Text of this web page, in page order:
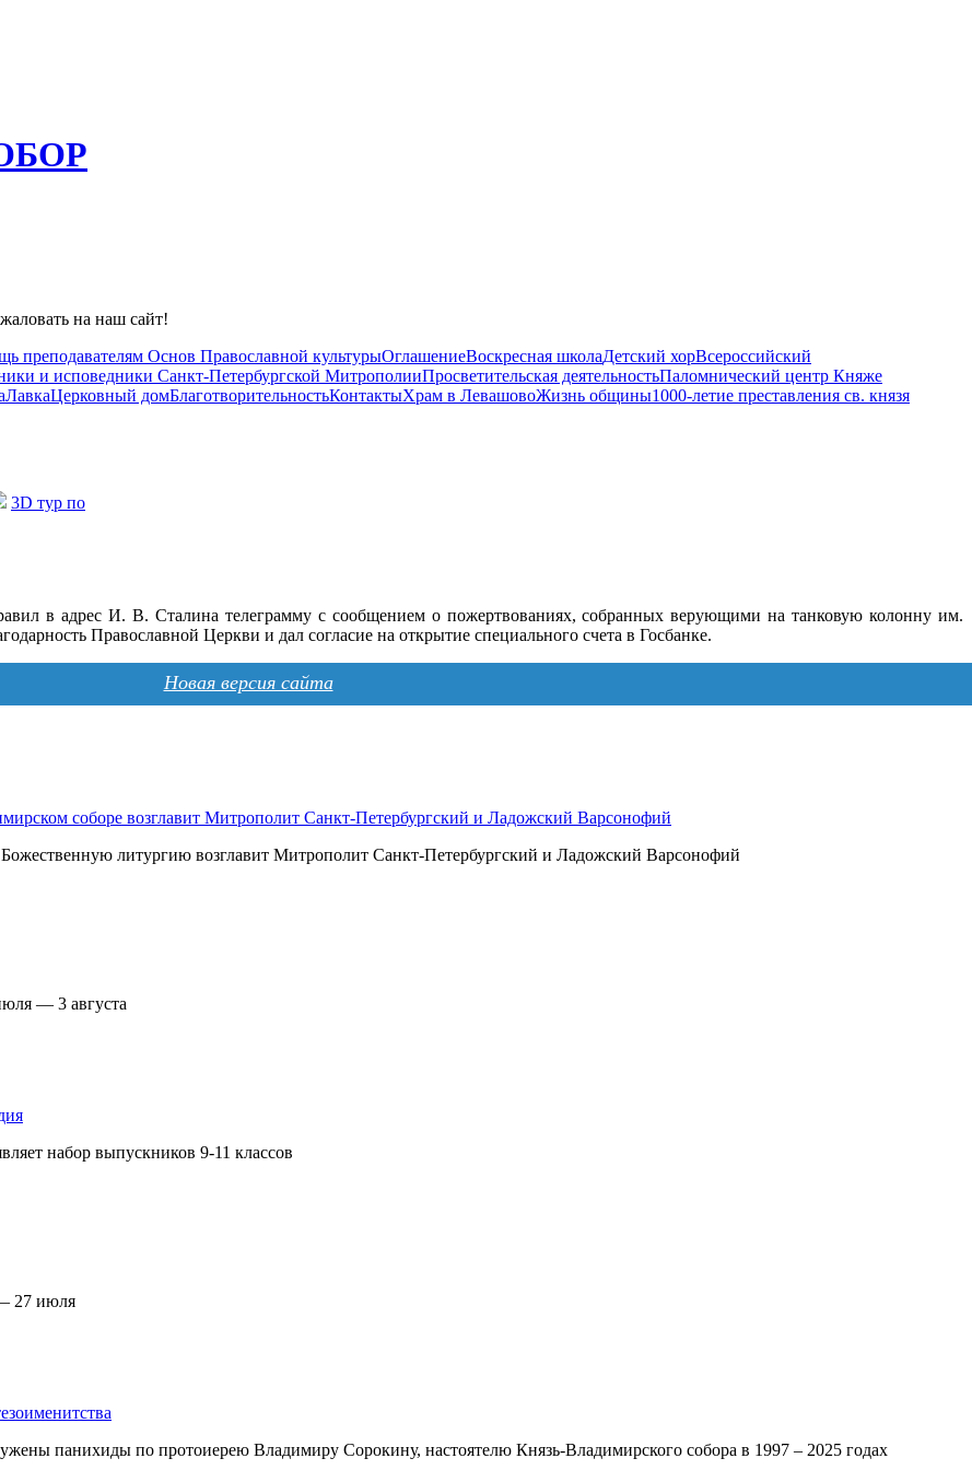
на наш сайт!
преподавателям Основ Православной культурыОглашениеВоскресная школаДетский хорВсероссийский
и исповедники Санкт-Петербургской МитрополииПросветительская деятельностьПаломнический центр Княже
ЛавкаЦерковный домБлаготворительностьКонтактыХрам в ЛевашовоЖизнь общины1000-летие преставления св. князя
3D тур по
в адрес И. В. Сталина телеграмму с сообщением о пожертвованиях, собранных верующими на танковую колонну им.
Православной Церкви и дал согласие на открытие специального счета в Госбанке.
Новая версия сайта
соборе возглавит Митрополит Санкт-Петербургский и Ладожский Варсонофий
литургию возглавит Митрополит Санкт-Петербургский и Ладожский Варсонофий
— 3 августа
набор выпускников 9-11 классов
27 июля
панихиды по протоиерею Владимиру Сорокину, настоятелю Князь-Владимирского собора в 1997 – 2025 годах